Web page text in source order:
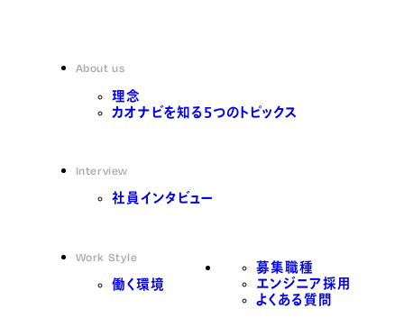
About us
理念
カオナビを知る5つのトピックス
Interview
社員インタビュー
Work Style
働く環境
募集職種
エンジニア採用
よくある質問